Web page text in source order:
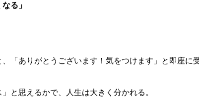
る」
「ありがとうございます！気をつけます」と即座に
と思えるかで、人生は大きく分かれる。